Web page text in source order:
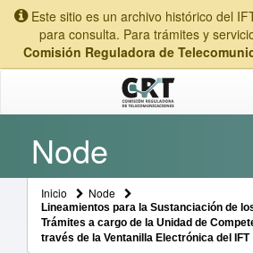
Este sitio es un archivo histórico del
para consulta. Para trámites y
Comisión Reguladora de
Node
Inicio Node
Lineamientos para la Sustanciación de
Trámites a cargo de la Unidad de
través de la Ventanilla Electrónica del IFT